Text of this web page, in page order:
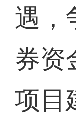
遇，
券资
项目